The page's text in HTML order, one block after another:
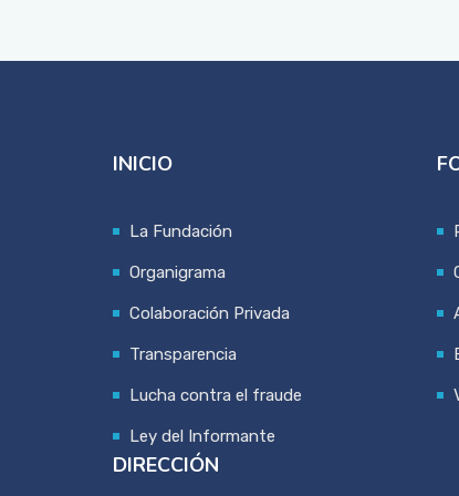
INICIO
La Fundación
Organigrama
Colaboración Privada
Transparencia
Lucha contra el fraude
Ley del Informante
DIRECCIÓN